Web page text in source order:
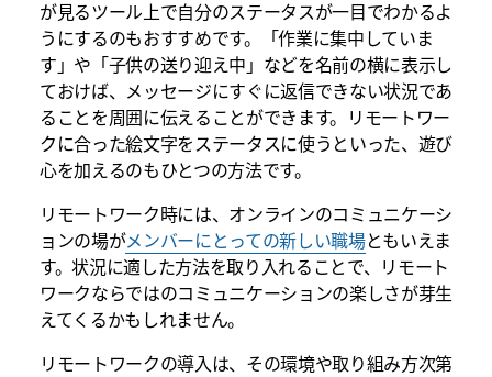
が見るツール上で自分のステータスが一目でわかるよ
うにするのもおすすめです。「作業に集中していま
す」や「子供の送り迎え中」などを名前の横に表示し
ておけば、メッセージにすぐに返信できない状況であ
ることを周囲に伝えることができます。リモートワー
クに合った絵文字をステータスに使うといった、遊び
心を加えるのもひとつの方法です。
リモートワーク時には、オンラインのコミュニケーシ
ョンの場がメンバーにとっての新しい職場ともいえま
す。状況に適した方法を取り入れることで、リモート
ワークならではのコミュニケーションの楽しさが芽生
えてくるかもしれません。
リモートワークの導入は、その環境や取り組み方次第